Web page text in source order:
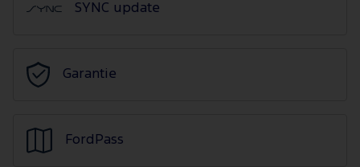
SYNC update
Garantie
FordPass